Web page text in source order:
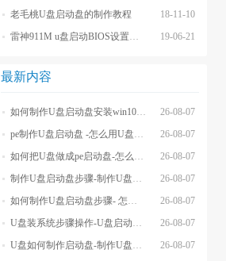
18-11-10
老毛桃U盘启动盘的制作教程
19-06-21
雷神911M u盘启动BIOS设置教程
最新内容
26-08-07
如何制作U盘启动盘安装win10系统-怎么制作U盘启动盘安装win10系
26-08-07
pe制作U盘启动盘 -怎么用U盘制作pe系统启动盘
26-08-07
如何把U盘做成pe启动盘-怎么把U盘做成pe启动盘
26-08-07
制作U盘启动盘步骤-制作U盘启动盘详细方法
26-08-07
如何制作U盘启动盘步骤- 怎么制作U盘启动盘步骤
26-08-07
U盘装系统步骤操作-U盘启动重装系统步骤
26-08-07
U盘如何制作启动盘-制作U盘启动盘重装